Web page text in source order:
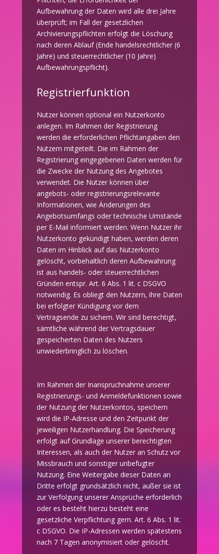
Aufbewahrung der Daten wird alle drei Jahre
überprüft; im Fall der gesetzlichen
Archivierungspflichten erfolgt die Löschung
nach deren Ablauf (Ende handelsrechtlicher (6
Jahre) und steuerrechtlicher (10 Jahre)
Aufbewahrungspflicht).
Registrierfunktion
Nutzer können optional ein Nutzerkonto
anlegen. Im Rahmen der Registrierung
werden die erforderlichen Pflichtangaben den
Nutzern mitgeteilt. Die im Rahmen der
Registrierung eingegebenen Daten werden für
die Zwecke der Nutzung des Angebotes
verwendet. Die Nutzer können über
angebots- oder registrierungsrelevante
Informationen, wie Änderungen des
Angebotsumfangs oder technische Umstände
per E-Mail informiert werden. Wenn Nutzer ihr
Nutzerkonto gekündigt haben, werden deren
Daten im Hinblick auf das Nutzerkonto
gelöscht, vorbehaltlich deren Aufbewahrung
ist aus handels- oder steuerrechtlichen
Gründen entspr. Art. 6 Abs. 1 lit. c DSGVO
notwendig. Es obliegt den Nutzern, ihre Daten
bei erfolgter Kündigung vor dem
Vertragsende zu sichern. Wir sind berechtigt,
sämtliche während der Vertragsdauer
gespeicherten Daten des Nutzers
unwiederbringlich zu löschen.
Im Rahmen der Inanspruchnahme unserer
Registrierungs- und Anmeldefunktionen sowie
der Nutzung der Nutzerkontos, speichern
wird die IP-Adresse und den Zeitpunkt der
jeweiligen Nutzerhandlung. Die Speicherung
erfolgt auf Grundlage unserer berechtigten
Interessen, als auch der Nutzer an Schutz vor
Missbrauch und sonstiger unbefugter
Nutzung. Eine Weitergabe dieser Daten an
Dritte erfolgt grundsätzlich nicht, außer sie ist
zur Verfolgung unserer Ansprüche erforderlich
oder es besteht hierzu besteht eine
gesetzliche Verpflichtung gem. Art. 6 Abs. 1 lit.
c DSGVO. Die IP-Adressen werden spätestens
nach 7 Tagen anonymisiert oder gelöscht.